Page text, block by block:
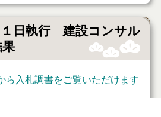
１日執行 建設コンサル
ら入札調書をご覧いただけます